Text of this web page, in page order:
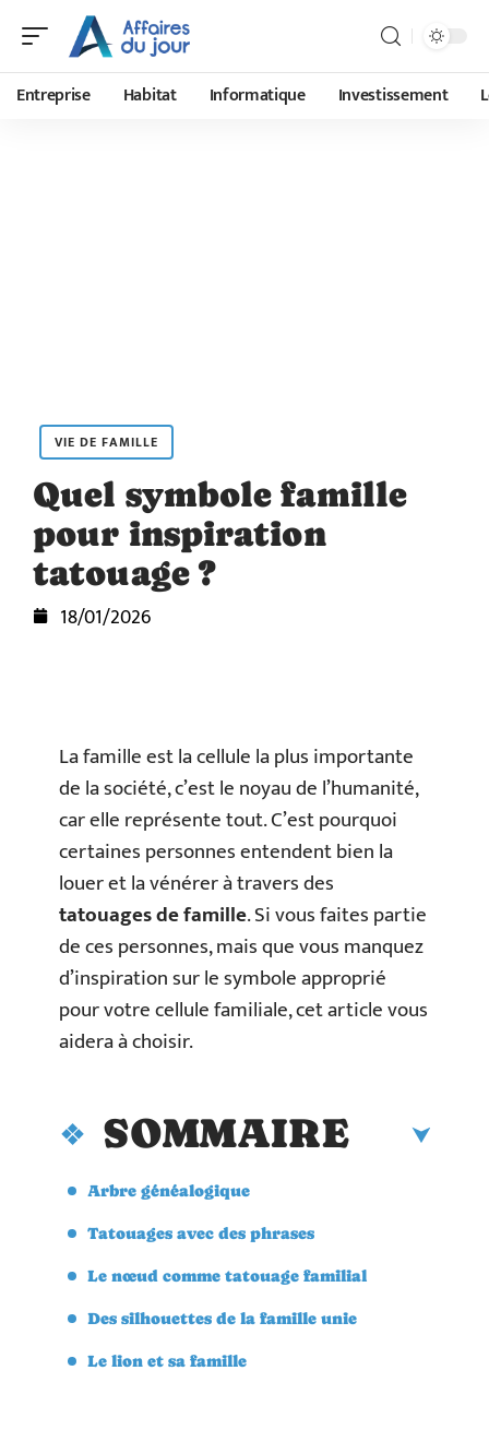
Entreprise Habitat Informatique Investissement
VIE DE FAMILLE
Quel symbole famille
pour inspiration
tatouage ?
18/01/2026
La famille est la cellule la plus importante
de la société, c’est le noyau de l’humanité,
car elle représente tout. C’est pourquoi
certaines personnes entendent bien la
louer et la vénérer à travers des
tatouages de famille. Si vous faites partie
de ces personnes, mais que vous manquez
d’inspiration sur le symbole approprié
pour votre cellule familiale, cet article vous
aidera à choisir.
SOMMAIRE
Arbre généalogique
Tatouages avec des phrases
Le nœud comme tatouage familial
Des silhouettes de la famille unie
Le lion et sa famille